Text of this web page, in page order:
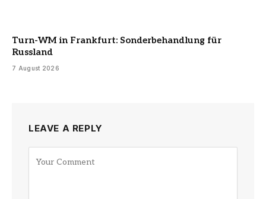
Turn-WM in Frankfurt: Sonderbehandlung für
Russland
7 August 2026
LEAVE A REPLY